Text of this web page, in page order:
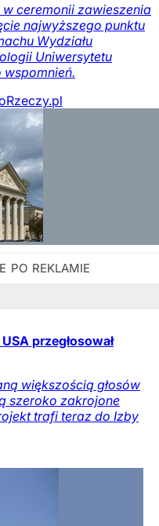
w ceremonii zawieszenia
najwyższego punktu
Wydziału
Uniwersytetu
wspomnień.
przegłosował
większością głosów
szeroko zakrojone
trafi teraz do Izby